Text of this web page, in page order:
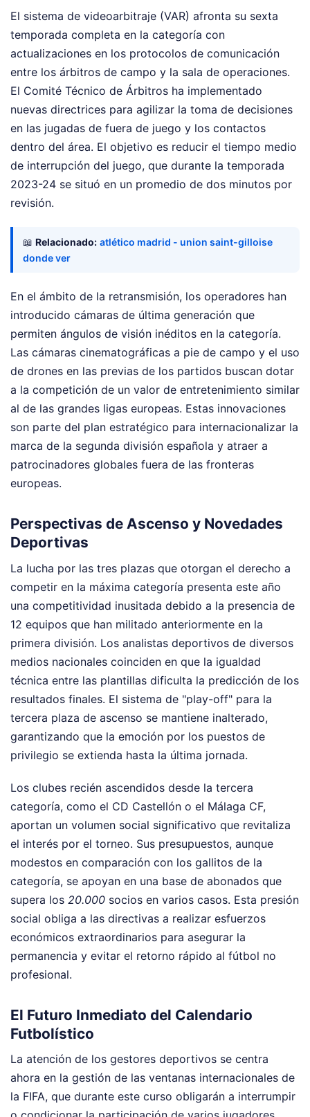
El sistema de videoarbitraje (VAR) afronta su sexta
temporada completa en la categoría con
actualizaciones en los protocolos de comunicación
entre los árbitros de campo y la sala de operaciones.
El Comité Técnico de Árbitros ha implementado
nuevas directrices para agilizar la toma de decisiones
en las jugadas de fuera de juego y los contactos
dentro del área. El objetivo es reducir el tiempo medio
de interrupción del juego, que durante la temporada
2023-24 se situó en un promedio de dos minutos por
revisión.
📖 Relacionado: atlético madrid - union saint-gilloise
donde ver
En el ámbito de la retransmisión, los operadores han
introducido cámaras de última generación que
permiten ángulos de visión inéditos en la categoría.
Las cámaras cinematográficas a pie de campo y el uso
de drones en las previas de los partidos buscan dotar
a la competición de un valor de entretenimiento similar
al de las grandes ligas europeas. Estas innovaciones
son parte del plan estratégico para internacionalizar la
marca de la segunda división española y atraer a
patrocinadores globales fuera de las fronteras
europeas.
Perspectivas de Ascenso y Novedades
Deportivas
La lucha por las tres plazas que otorgan el derecho a
competir en la máxima categoría presenta este año
una competitividad inusitada debido a la presencia de
12 equipos que han militado anteriormente en la
primera división. Los analistas deportivos de diversos
medios nacionales coinciden en que la igualdad
técnica entre las plantillas dificulta la predicción de los
resultados finales. El sistema de "play-off" para la
tercera plaza de ascenso se mantiene inalterado,
garantizando que la emoción por los puestos de
privilegio se extienda hasta la última jornada.
Los clubes recién ascendidos desde la tercera
categoría, como el CD Castellón o el Málaga CF,
aportan un volumen social significativo que revitaliza
el interés por el torneo. Sus presupuestos, aunque
modestos en comparación con los gallitos de la
categoría, se apoyan en una base de abonados que
supera los 20.000 socios en varios casos. Esta presión
social obliga a las directivas a realizar esfuerzos
económicos extraordinarios para asegurar la
permanencia y evitar el retorno rápido al fútbol no
profesional.
El Futuro Inmediato del Calendario
Futbolístico
La atención de los gestores deportivos se centra
ahora en la gestión de las ventanas internacionales de
la FIFA, que durante este curso obligarán a interrumpir